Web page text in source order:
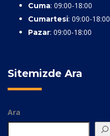
Cuma: 09:00-18:00
Cumartesi: 09:00-18:00
Pazar: 09:00-18:00
Sitemizde Ara
Ara